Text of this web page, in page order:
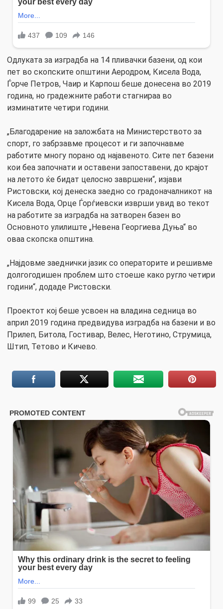
Одлуката за изградба на 14 пливачки базени, од кои
пет во скопските општини Аеродром, Кисела Вода,
Ѓорче Петров, Чаир и Карпош беше донесена во 2019
година, но градежните работи стагнираа во
изминатите четири години.
„Благодарение на заложбата на Министерството за
спорт, го забрзавме процесот и ги започнавме
работите многу порано од најавеното. Сите пет базени
кои беа започнати и оставени запоставени, до крајот
на летото ќе бидат целосно завршени“, изјави
Ристовски, кој денеска заедно со градоначалникот на
Кисела Вода, Орце Ѓорѓиевски изврши увид во текот
на работите за изградба на затворен базен во
Основното улилиште „Невена Георгиева Дуња“ во
оваа скопска општина.
„Најдовме заеднички јазик со операторите и решивме
долгогодишен проблем што стоеше како ругло четири
години“, додаде Ристовски.
Проектот кој беше усвоен на владина седница во
април 2019 година предвидува изградба на базени и во
Прилеп, Битола, Гостивар, Велес, Неготино, Струмица,
Штип, Тетово и Кичево.